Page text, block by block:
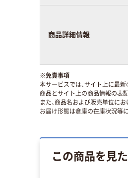
商品詳細情報
※免責事項
本サービスでは、サイト上に最新
商品とサイト上の商品情報の表
また、商品名および販売単位にお
お届け形態は倉庫の在庫状況等
この商品を見